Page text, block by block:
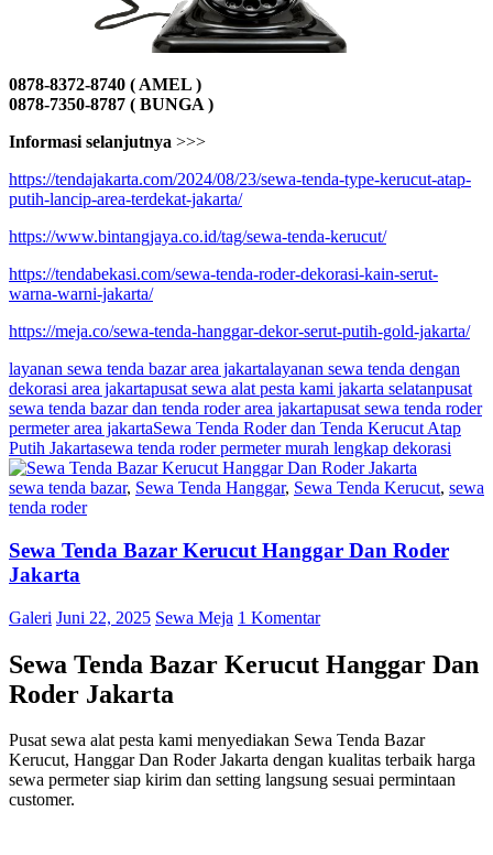
0878-8372-8740 ( AMEL )
0878-7350-8787 ( BUNGA )
Informasi selanjutnya >>>
https://tendajakarta.com/2024/08/23/sewa-tenda-type-kerucut-atap-
putih-lancip-area-terdekat-jakarta/
https://www.bintangjaya.co.id/tag/sewa-tenda-kerucut/
https://tendabekasi.com/sewa-tenda-roder-dekorasi-kain-serut-
warna-warni-jakarta/
https://meja.co/sewa-tenda-hanggar-dekor-serut-putih-gold-jakarta/
layanan sewa tenda bazar area jakartalayanan sewa tenda dengan
dekorasi area jakartapusat sewa alat pesta kami jakarta selatanpusat
sewa tenda bazar dan tenda roder area jakartapusat sewa tenda roder
permeter area jakartaSewa Tenda Roder dan Tenda Kerucut Atap
Putih Jakartasewa tenda roder permeter murah lengkap dekorasi
sewa tenda bazar, Sewa Tenda Hanggar, Sewa Tenda Kerucut, sewa
tenda roder
Sewa Tenda Bazar Kerucut Hanggar Dan Roder
Jakarta
Galeri Juni 22, 2025 Sewa Meja 1 Komentar
Sewa Tenda Bazar Kerucut Hanggar Dan
Roder Jakarta
Pusat sewa alat pesta kami menyediakan Sewa Tenda Bazar
Kerucut, Hanggar Dan Roder Jakarta dengan kualitas terbaik harga
sewa permeter siap kirim dan setting langsung sesuai permintaan
customer.